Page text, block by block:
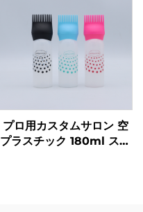
プロ用カスタムサロン 空
プラスチック 180ml スキ